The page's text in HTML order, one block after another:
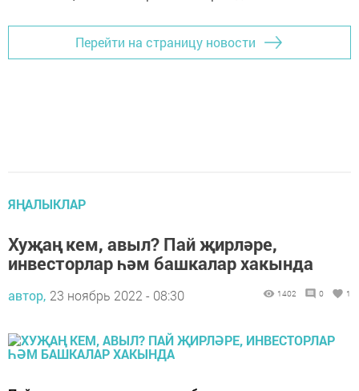
Перейти на страницу новости
ЯҢАЛЫКЛАР
Хуҗаң кем, авыл? Пай җирләре,
инвесторлар һәм башкалар хакында
автор, 23 ноябрь 2022 - 08:30 1402 0 1